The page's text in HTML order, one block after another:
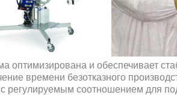
оптимизирована и обеспечивает
времени безотказного
регулируемым соотношением для